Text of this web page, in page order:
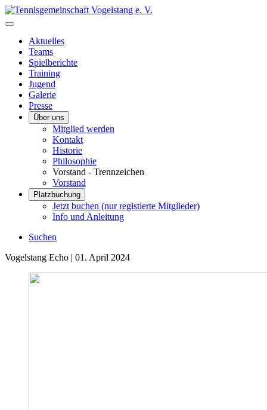
Aktuelles
Teams
Spielberichte
Training
Jugend
Galerie
Presse
Über uns
Mitglied werden
Kontakt
Historie
Philosophie
Vorstand - Trennzeichen
Vorstand
Platzbuchung
Jetzt buchen (nur registierte Mitglieder)
Info und Anleitung
Suchen
Vogelstang Echo | 01. April 2024